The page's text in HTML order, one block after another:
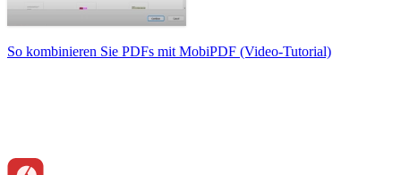
So kombinieren Sie PDFs mit MobiPDF (Video-Tutorial)